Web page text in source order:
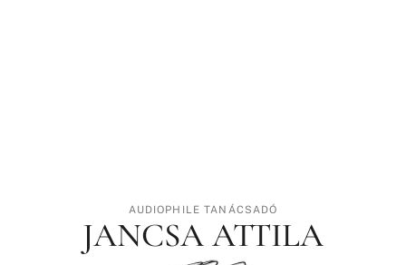
AUDIOPHILE TANÁCSADÓ
JANCSA ATTILA